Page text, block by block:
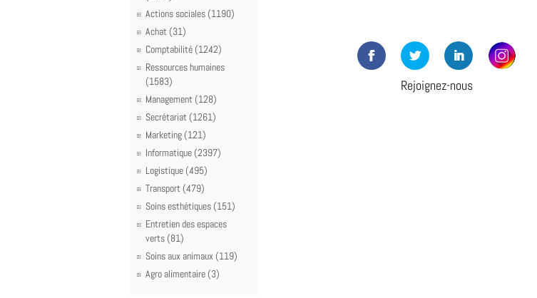
Actions sociales (1190)
Achat (31)
Comptabilité (1242)
Ressources humaines
(1583)
Management (128)
Secrétariat (1261)
Marketing (121)
Informatique (2397)
Logistique (495)
Transport (479)
Soins esthétiques (151)
Entretien des espaces
verts (81)
Soins aux animaux (119)
Agro alimentaire (3)
Rejoignez-nous